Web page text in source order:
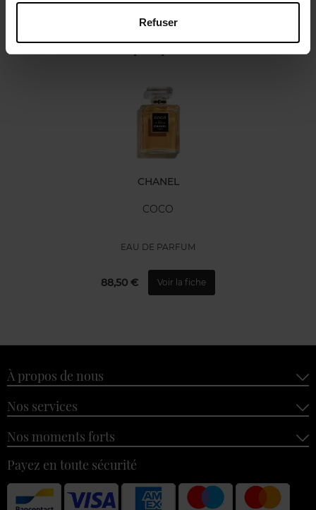
Refuser
Oublié quelque chose ?
CHANEL
COCO
EAU DE PARFUM
88,50 € Voir la fiche
À propos de nous
Nos services
Nos moments forts
Payez en toute sécurité